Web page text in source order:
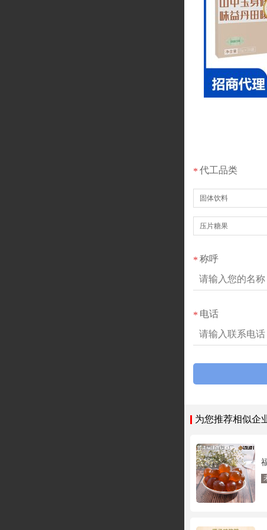
* 代工品类
固体饮料
压片糖果
* 称呼
* 电话
为您推荐相似企